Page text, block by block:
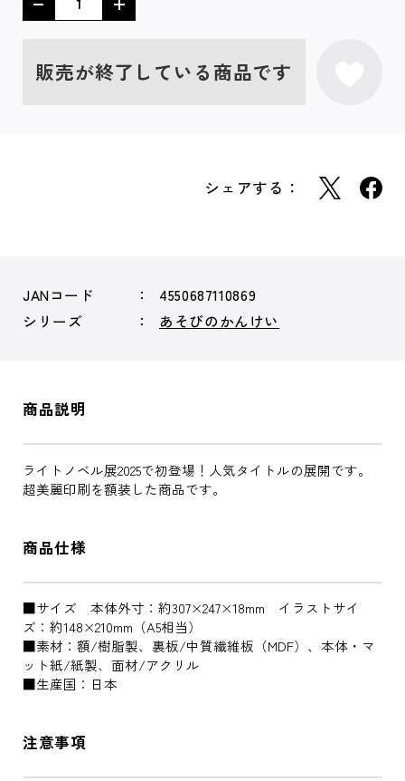
販売が終了している商品です
シェアする：
JANコード
4550687110869
シリーズ
あそびのかんけい
商品説明
ライトノベル展2025で初登場！人気タイトルの展開です。
超美麗印刷を額装した商品です。
商品仕様
■サイズ 本体外寸：約307×247×18mm イラストサイ
ズ：約148×210mm（A5相当）
■素材：額/樹脂製、裏板/中質繊維板（MDF）、本体・マ
ット紙/紙製、面材/アクリル
■生産国：日本
注意事項